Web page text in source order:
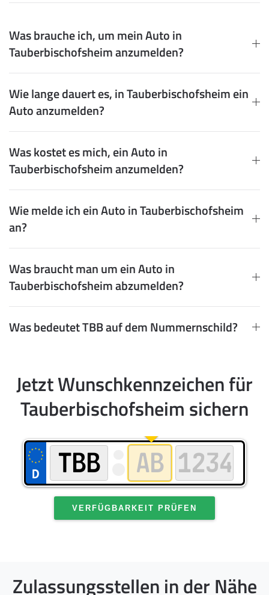
Was brauche ich, um mein Auto in
Tauberbischofsheim anzumelden?
Wie lange dauert es, in Tauberbischofsheim ein
Auto anzumelden?
Was kostet es mich, ein Auto in
Tauberbischofsheim anzumelden?
Wie melde ich ein Auto in Tauberbischofsheim
an?
Was braucht man um ein Auto in
Tauberbischofsheim abzumelden?
Was bedeutet TBB auf dem Nummernschild?
Jetzt Wunschkennzeichen für
Tauberbischofsheim sichern
VERFÜGBARKEIT PRÜFEN
Zulassungsstellen in der Nähe